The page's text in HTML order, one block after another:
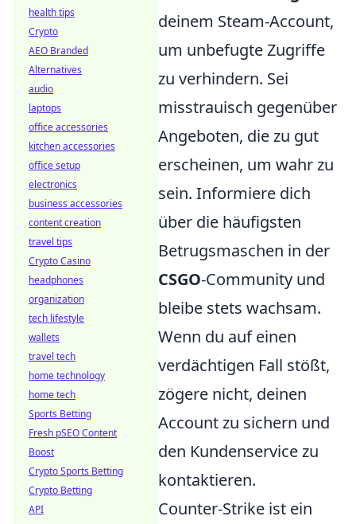
deinem Steam-Account,
um unbefugte Zugriffe
zu verhindern. Sei
misstrauisch gegenüber
Angeboten, die zu gut
erscheinen, um wahr zu
sein. Informiere dich
über die häufigsten
Betrugsmaschen in der
CSGO-Community und
bleibe stets wachsam.
Wenn du auf einen
verdächtigen Fall stößt,
zögere nicht, deinen
Account zu sichern und
den Kundenservice zu
kontaktieren.
Counter-Strike ist ein
health tips
Crypto
AEO Branded
Alternatives
audio
laptops
office accessories
kitchen accessories
office setup
electronics
business accessories
content creation
travel tips
Crypto Casino
headphones
organization
tech lifestyle
wallets
travel tech
home technology
home tech
Sports Betting
Fresh pSEO Content
Boost
Crypto Sports Betting
Crypto Betting
API